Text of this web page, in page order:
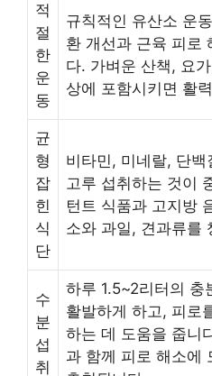
적
절
한
운
동
규칙적인 유산소 운
환 개선과 근육 피로
다. 가벼운 산책, 요
상에 포함시키면 활
균
형
잡
힌
식
단
비타민, 미네랄, 단
고루 섭취하는 것이
턴트 식품과 고지방
소와 과일, 견과류를
수
분
섭
취
하루 1.5~2리터의 충
활발하게 하고, 피로
하는 데 도움을 줍니
과 함께 피로 해소에